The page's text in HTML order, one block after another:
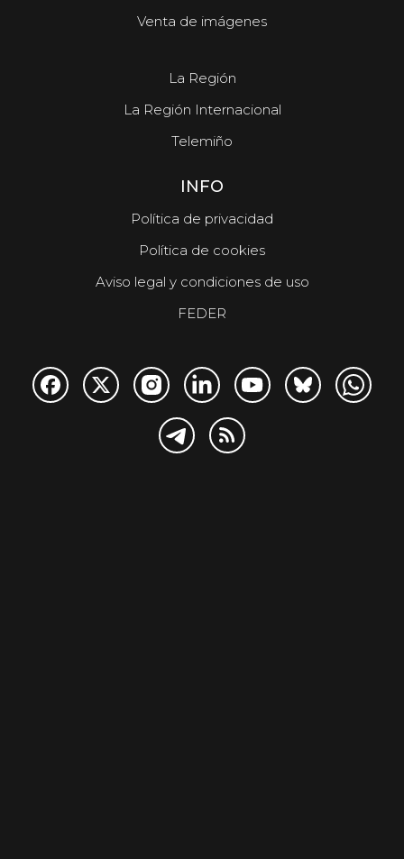
Venta de imágenes
La Región
La Región Internacional
Telemiño
INFO
Política de privacidad
Política de cookies
Aviso legal y condiciones de uso
FEDER